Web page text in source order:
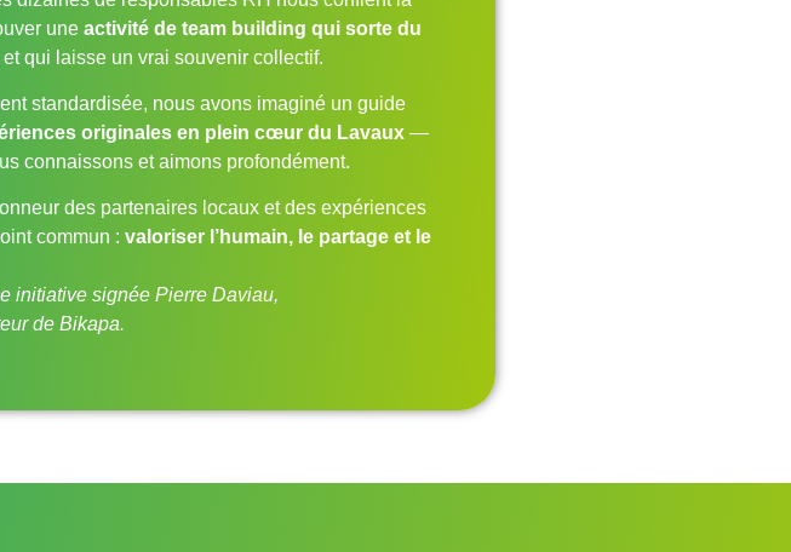
uneactivité de team building qui sorte du
qui laisse un vrai souvenir collectif.
standardisée, nous avons imaginé un guide
originales en plein cœur du Lavaux —
connaissons et aimons profondément.
des partenaires locaux et des expériences
commun :valoriser l’humain, le partage et le
initiative signée Pierre Daviau,
de Bikapa.